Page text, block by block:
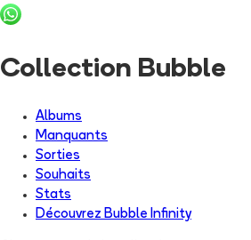
Collection Bubble
Albums
Manquants
Sorties
Souhaits
Stats
Découvrez Bubble Infinity